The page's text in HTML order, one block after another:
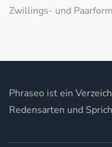
Zwillings- und
Phraseo ist ein
Redensarten und